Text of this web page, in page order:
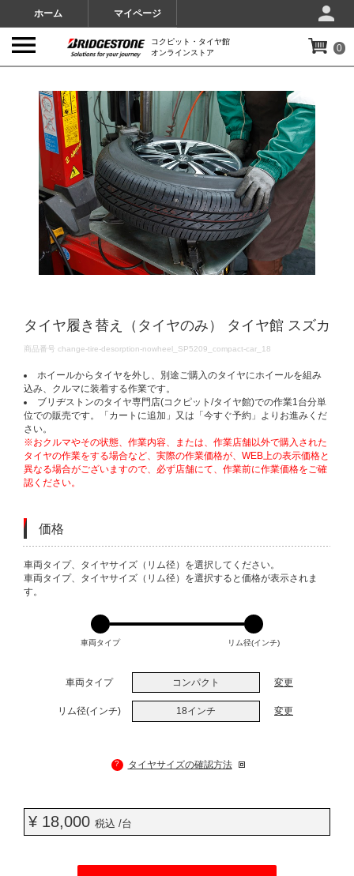
ホーム マイページ
コクピット・タイヤ館
オンラインストア
0
タイヤ履き替え（タイヤのみ） タイヤ館 スズカ
DETAILS
商品番号 change-tire-desorption-nowheel_SP5209_compact-car_18
ホイールからタイヤを外し、別途ご購入のタイヤにホイールを組み
込み、クルマに装着する作業です。
ブリヂストンのタイヤ専門店(コクピット/タイヤ館)での作業1台分単
位での販売です。「カートに追加」又は「今すぐ予約」よりお進みくだ
さい。
※おクルマやその状態、作業内容、または、作業店舗以外で購入された
タイヤの作業をする場合など、実際の作業価格が、WEB上の表示価格と
異なる場合がございますので、必ず店舗にて、作業前に作業価格をご確
認ください。
価格
VARIATIONS
車両タイプ、タイヤサイズ（リム径）を選択してください。
車両タイプ、タイヤサイズ（リム径）を選択すると価格が表示されま
す。
車両タイプ リム径(インチ)
車両タイプ コンパクト 変更
リム径(インチ) 18インチ 変更
? タイヤサイズの確認方法
¥ 18,000 税込 /台